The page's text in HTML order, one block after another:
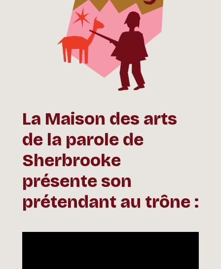
La Maison des arts
de la parole de
Sherbrooke
présente son
prétendant au trône :